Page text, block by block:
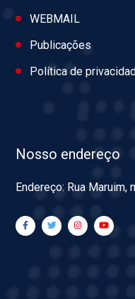
WEBMAIL
Publicações
Política de
Nosso endereço
Endereço: Rua Maruim,